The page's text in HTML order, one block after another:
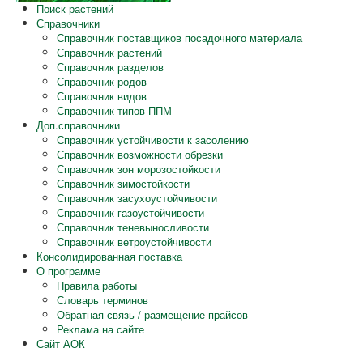
Поиск растений
Справочники
Справочник поставщиков посадочного материала
Справочник растений
Справочник разделов
Справочник родов
Справочник видов
Справочник типов ППМ
Доп.справочники
Справочник устойчивости к засолению
Справочник возможности обрезки
Справочник зон морозостойкости
Справочник зимостойкости
Справочник засухоустойчивости
Справочник газоустойчивости
Справочник теневыносливости
Справочник ветроустойчивости
Консолидированная поставка
О программе
Правила работы
Словарь терминов
Обратная связь / размещение прайсов
Реклама на сайте
Сайт АОК